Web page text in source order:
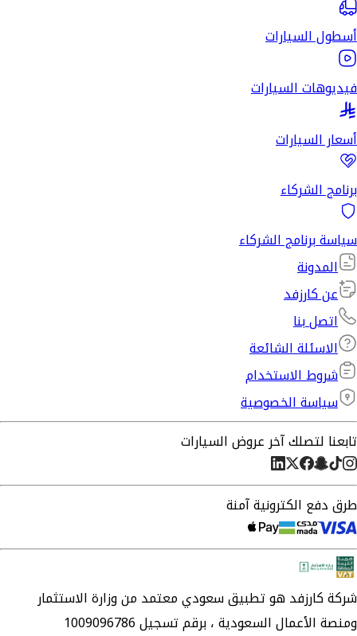
أسطول السيارات
فيديوهات السيارات
أسعار السيارات
برنامج الشركاء
سياسة برنامج الشركاء
المدونة
عن كارزفد
اتصل بنا
الاسئلة الشائعة
شروط الاستخدام
سياسة الخصوصية
تابعنا لتصلك آخر عروض السيارات
طرق دفع الكترونية آمنة
شركةكارزفدهو تطبيق سعودي معتمد من وزارة الاستثمار
ومنصة الأعمال السعودية ،برقم تسجيل 1009096786